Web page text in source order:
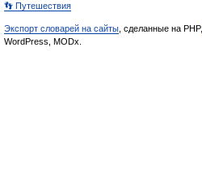
👣 Путешествия
Экспорт словарей на сайты , сделанные на PHP,
WordPress, MODx.